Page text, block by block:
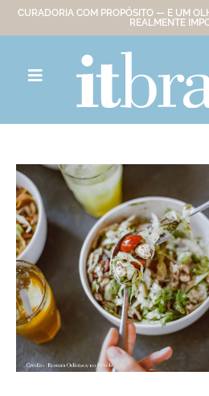
CURADORIA COM PROPÓSITO — E UM
REALMENTE